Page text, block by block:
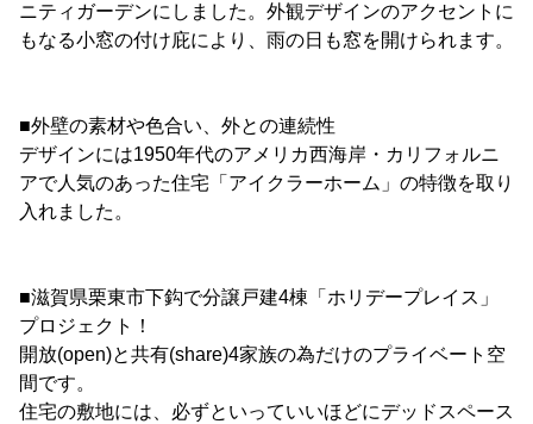
ニティガーデンにしました。外観デザインのアクセントに
もなる小窓の付け庇により、雨の日も窓を開けられます。
■外壁の素材や色合い、外との連続性
デザインには1950年代のアメリカ西海岸・カリフォルニ
アで人気のあった住宅「アイクラーホーム」の特徴を取り
入れました。
■滋賀県栗東市下鈎で分譲戸建4棟「ホリデープレイス」
プロジェクト！
開放(open)と共有(share)4家族の為だけのプライベート空
間です。
住宅の敷地には、必ずといっていいほどにデッドスペース